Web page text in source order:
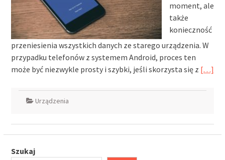
moment, ale
także
konieczność
przeniesienia wszystkich danych ze starego urządzenia. W
przypadku telefonów z systemem Android, proces ten
może być niezwykle prosty i szybki, jeśli skorzysta się z […]
Urządzenia
Szukaj